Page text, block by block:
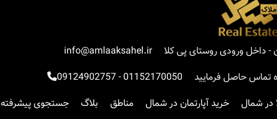
داخل ورودی روستای پی کلا
info@amlaaksahel.ir
تماس حاصل فرمایید
01152170050
-
09124902757
در شمال خرید آپارتمان در شمال مناطق بلاگ جستجوی پیشرفته